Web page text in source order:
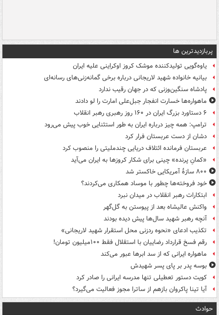
پربازدیدترین ها
یاوه‌گویی تولیدکننده موشک کروز اوکراینی علیه ایران
بیانیه خانواده شهید لاریجانی درباره برخی گمانه‌زنی‌های رسانه‌ای
پادشاه سنگین‌وزنی که در جهان رقیب ندارد
ماهواره‌ها خسارت انفجار جبل‌علی امارت را لو دادند
۶ دستاورد بزرگ ایران در ۱۶۰ روز رهبری رهبر انقلاب
ترامپ: همه چیز درباره ایران به طور استثنایی خوب پیش می‌رود
دشان از دست عربستان فرار کرد
عربستان فرمانده ائتلاف دریایی چندملیتی را منصوب کرد
«کمانِ پرنده» چینی برای شکار کروزها به ایران می‌آید
۸۰۰ سازۀ آمریکایی خاکستر شد
خود فروخته‌ها چطور با موساد همکاری می‌کردند؟
ابتکارات رهبر انقلاب در میدان نبرد
واکنش عالیشاه بعد از پیوستن به گل‌گهر
آنچه رهبر شهید سال‌ها پیش دیده بودند
تکذیب ادعای «نحوه ردزنی محل استقرار شهید لاریجانی»
رقم فسخ قرارداد رضاییان با استقلال فقط ۱۰۰میلیون تومان!
ماهواره ایرانی که از سد ابرها عبور می‌کند
بوسه‌ پدر بر پای پسر شهیدش
کویت دستور تعطیلی تنها مدرسه ایرانی را صادر کرد
آیا تینا پاکروان بازهم از ساترا مجوز فعالیت می‌گیرد؟
حوادث